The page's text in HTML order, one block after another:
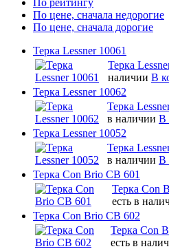
По цене, сначала недорогие
По цене, сначала дорогие
Терка Lessner 10061
Терка
наличии В
Терка Lessner 10062
Терка
в наличии В
Терка Lessner 10052
Терка
в наличии В
Терка Con Brio CB 601
Терка Con
есть в
Терка Con Brio CB 602
Терка Con
есть в